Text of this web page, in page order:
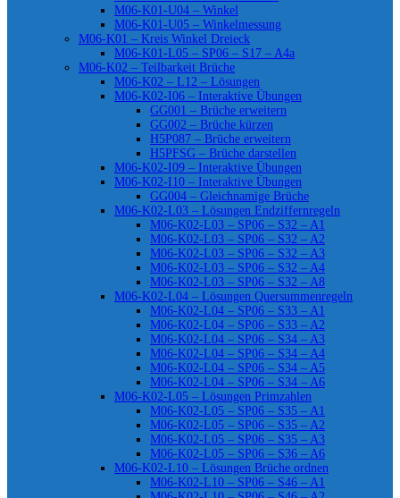
M06-K01-U04 – Winkel
M06-K01-U05 – Winkelmessung
M06-K01 – Kreis Winkel Dreieck
M06-K01-L05 – SP06 – S17 – A4a
M06-K02 – Teilbarkeit Brüche
M06-K02 – L12 – Lösungen
M06-K02-I06 – Interaktive Übungen
GG001 – Brüche erweitern
GG002 – Brüche kürzen
H5P087 – Brüche erweitern
H5PFSG – Brüche darstellen
M06-K02-I09 – Interaktive Übungen
M06-K02-I10 – Interaktive Übungen
GG004 – Gleichnamige Brüche
M06-K02-L03 – Lösungen Endziffernregeln
M06-K02-L03 – SP06 – S32 – A1
M06-K02-L03 – SP06 – S32 – A2
M06-K02-L03 – SP06 – S32 – A3
M06-K02-L03 – SP06 – S32 – A4
M06-K02-L03 – SP06 – S32 – A8
M06-K02-L04 – Lösungen Quersummenregeln
M06-K02-L04 – SP06 – S33 – A1
M06-K02-L04 – SP06 – S33 – A2
M06-K02-L04 – SP06 – S34 – A3
M06-K02-L04 – SP06 – S34 – A4
M06-K02-L04 – SP06 – S34 – A5
M06-K02-L04 – SP06 – S34 – A6
M06-K02-L05 – Lösungen Primzahlen
M06-K02-L05 – SP06 – S35 – A1
M06-K02-L05 – SP06 – S35 – A2
M06-K02-L05 – SP06 – S35 – A3
M06-K02-L05 – SP06 – S36 – A6
M06-K02-L10 – Lösungen Brüche ordnen
M06-K02-L10 – SP06 – S46 – A1